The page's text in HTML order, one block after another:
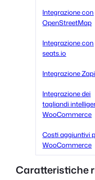
Integrazione con
OpenStreetMap
Integrazione con
seats.io
Integrazione
Integrazione dei
tagliandi
WooCommerce
Costi aggiuntivi
WooCommerce
Caratteristiche